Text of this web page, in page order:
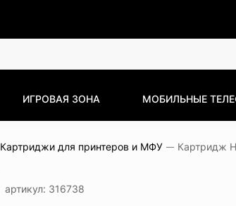
ИГРОВАЯ ЗОНА МОБИЛЬНЫЕ
Картриджи для принтеров и МФУ Картридж
артикул: 316738